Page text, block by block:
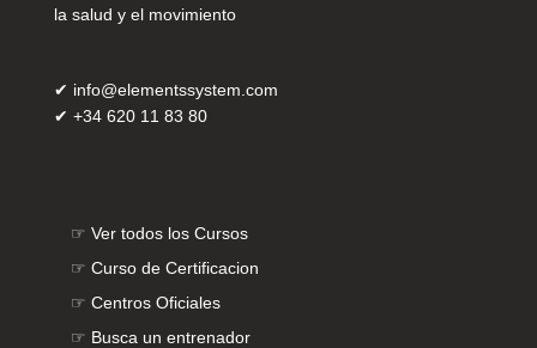
la salud y el movimiento
✔ info@elementssystem.com
✔ +34 620 11 83 80
☞ Ver todos los Cursos
☞ Curso de Certificacion
☞ Centros Oficiales
☞ Busca un entrenador